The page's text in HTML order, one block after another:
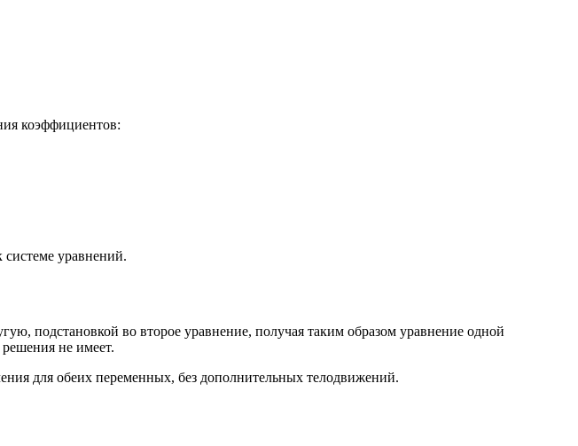
коэффициентов:
уравнений.
подстановкой во второе уравнение, получая таким образом уравнение одной
решения не имеет.
для обеих переменных, без дополнительных телодвижений.